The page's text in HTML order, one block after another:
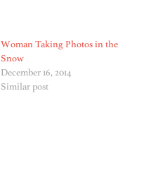
Woman Taking Photos in the
Snow
December 16, 2014
Similar post